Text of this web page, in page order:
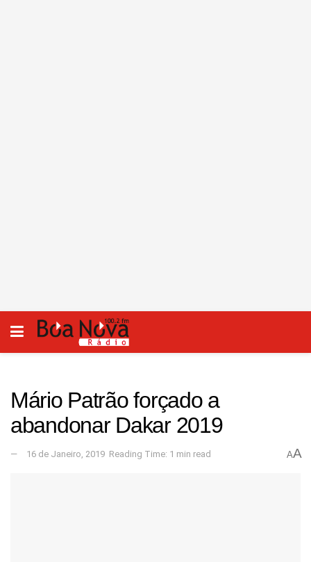
Mário Patrão forçado a
abandonar Dakar 2019
16 de Janeiro, 2019 Reading Time: 1 min read AA